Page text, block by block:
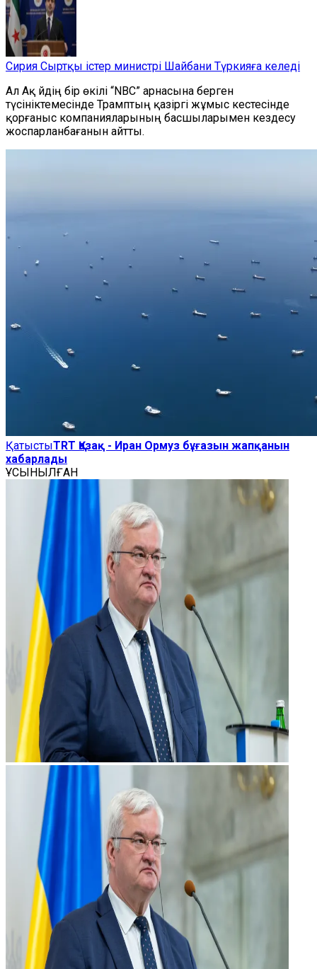
Сирия Сыртқы істер министрі Шайбани Түркияға келеді
Ал Ақ йдің бір өкілі “NBC” арнасына берген
түсініктемесінде Трамптың қазіргі жұмыс кестесінде
қорғаныс компанияларының басшыларымен кездесу
жоспарланбағанын айтты.
ҚатыстыTRT Қазақ - Иран Ормуз бұғазын жапқанын
хабарлады
ҰСЫНЫЛҒАН